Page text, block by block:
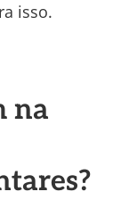
isso.
na